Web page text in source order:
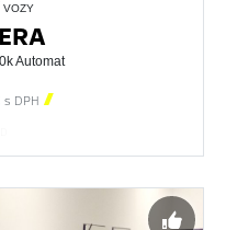
VOZY
Automat
s DPH 